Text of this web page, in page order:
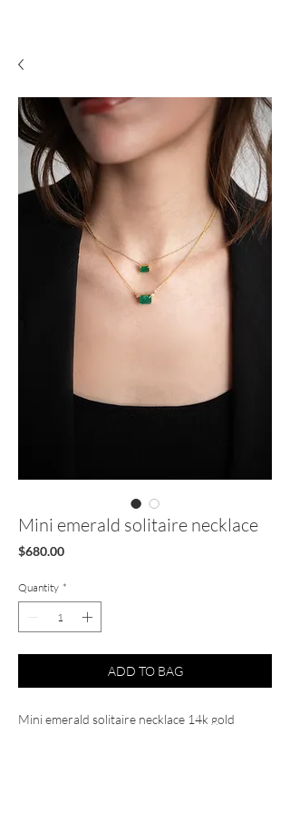
Mini emerald solitaire necklace
$680.00Price
Quantity *
ADD TO BAG
Mini emerald solitaire necklace 14k gold